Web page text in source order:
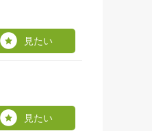
見たい
見たい